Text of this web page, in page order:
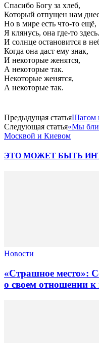
Спасибо Богу за хлеб,
Который отпущен нам
Но в мире есть что-то ещё,
Я клянусь, она где-то здесь.
И солнце остановится в
Когда она даст ему знак,
И некоторые женятся,
А некоторые так.
Некоторые женятся,
А некоторые так.
Предыдущая статьяШагом
Следующая статья«Мы
Москвой и Киевом
ЭТО МОЖЕТ БЫТЬ
Новости
«Страшное место»:
о своем отношении к